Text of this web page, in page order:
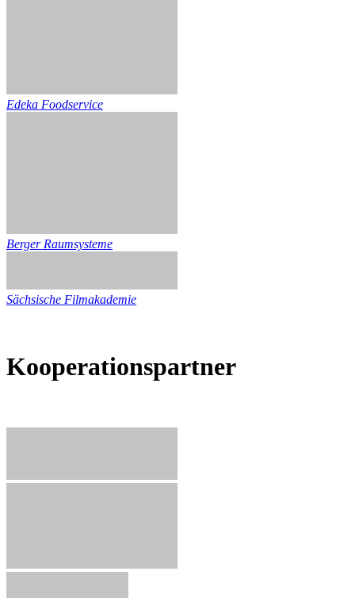
Edeka Foodservice
Berger Raumsysteme
Sächsische Filmakademie
Kooperationspartner